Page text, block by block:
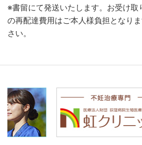
※書留にて発送いたします。お受け取
の再配達費用はご本人様負担となり
さい。